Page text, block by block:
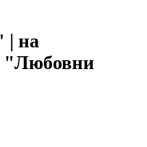
| на
"Любовни